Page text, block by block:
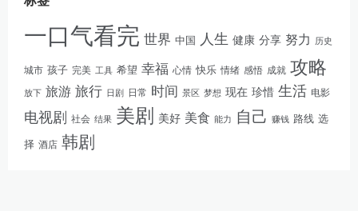
一口气看完 世界 中国 人生 健康 分享 努力 历史
城市 孩子 完美 工具 希望 幸福 心情 快乐 情绪 感悟 成就 攻略
放下 旅游 旅行 日剧 日常 时间 景区 梦想 现在 珍惜 生活 电影
电视剧 社会 结果 美剧 美好 美食 能力 自己 赚钱 路线 选
择 酒店 韩剧